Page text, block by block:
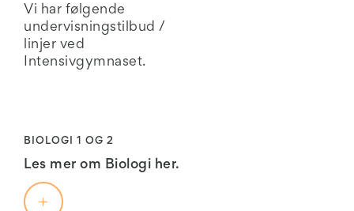
Vi har følgende
undervisningstilbud /
linjer ved
Intensivgymnaset.
BIOLOGI 1 OG 2
Les mer om Biologi her.